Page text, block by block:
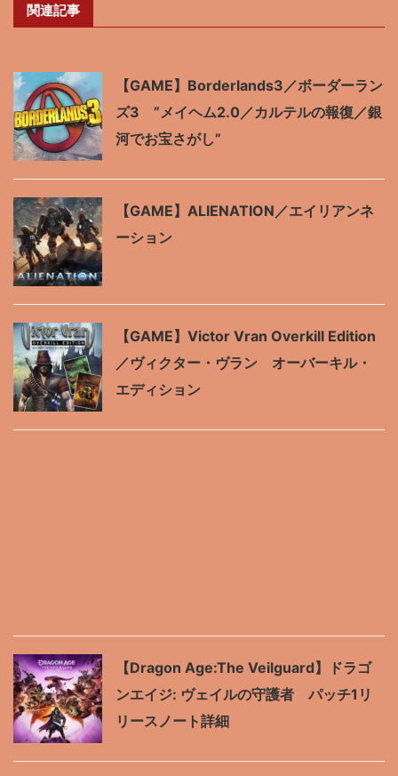
関連記事
【GAME】Borderlands3／ボーダーラン
ズ3 ”メイヘム2.0／カルテルの報復／銀
河でお宝さがし”
【GAME】ALIENATION／エイリアンネ
ーション
【GAME】Victor Vran Overkill Edition
／ヴィクター・ヴラン オーバーキル・
エディション
【Dragon Age:The Veilguard】ドラゴ
ンエイジ: ヴェイルの守護者 パッチ1リ
リースノート詳細